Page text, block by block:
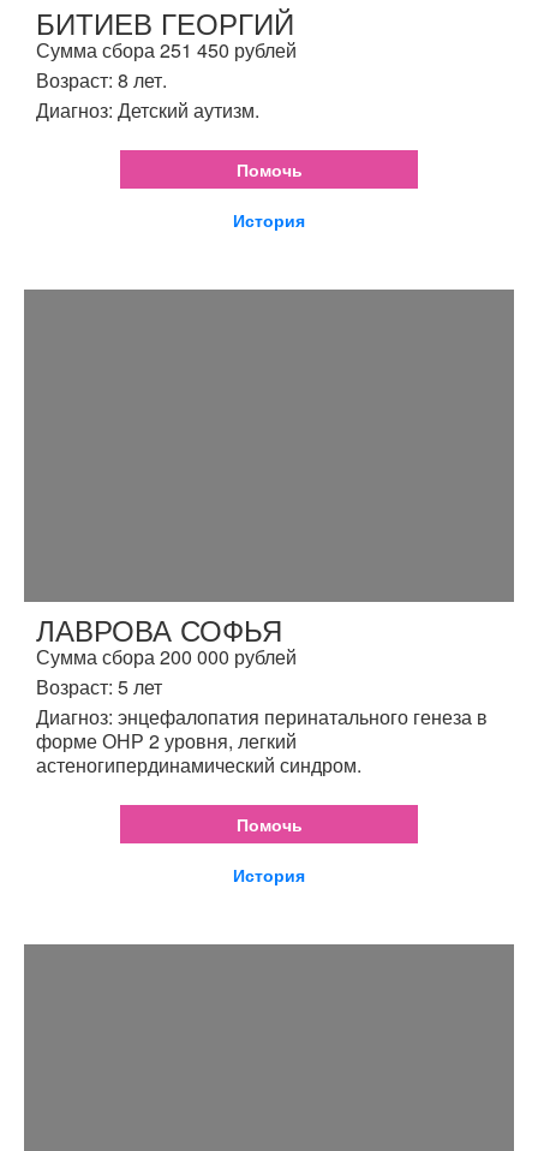
БИТИЕВ ГЕОРГИЙ
Сумма сбора 251 450 рублей
Возраст: 8 лет.
Диагноз: Детский аутизм.
Помочь
История
ЛАВРОВА СОФЬЯ
Сумма сбора 200 000 рублей
Возраст: 5 лет
Диагноз: энцефалопатия перинатального генеза в
форме ОНР 2 уровня, легкий
астеногипердинамический синдром.
Помочь
История